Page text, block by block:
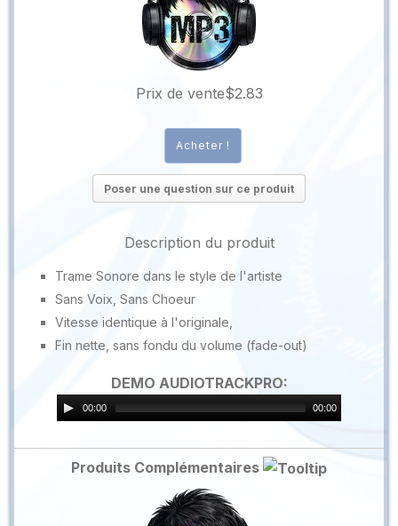
Prix ​​de vente$2.83
Poser une question sur ce produit
Description du produit
Trame Sonore dans le style de l'artiste
Sans Voix, Sans Choeur
Vitesse identique à l'originale,
Fin nette, sans fondu du volume (fade-out)
DEMO AUDIOTRACKPRO:
00:00 00:00
Produits Complémentaires